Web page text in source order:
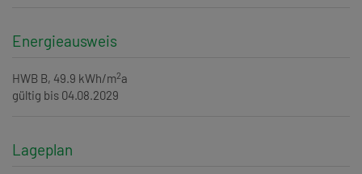
Energieausweis
HWB B, 49.9 kWh/m2a
gültig bis 04.08.2029
Lageplan